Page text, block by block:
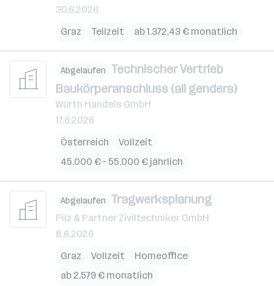
30.6.2026
Graz
Teilzeit ab 1.372,43 € monatlich
Abgelaufen Technischer Vertrieb
Baukörperanschluss (all genders)
Würth Handels GmbH
17.6.2026
Österreich
Vollzeit
45.000 € – 55.000 € jährlich
Abgelaufen Tragwerksplanung
Pilz & Partner Ziviltechniker GmbH
8.6.2026
Graz
Vollzeit
Homeoffice
ab 2.579 € monatlich